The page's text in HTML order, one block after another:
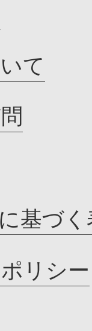
て
基づく
リシー